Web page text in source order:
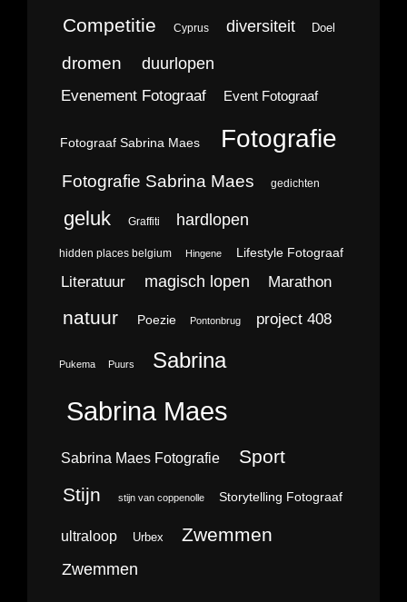
Competitie Cyprus diversiteit Doel
dromen duurlopen
Evenement Fotograaf Event Fotograaf
Fotograaf Sabrina Maes Fotografie
Fotografie Sabrina Maes gedichten
geluk Graffiti hardlopen
hidden places belgium Hingene Lifestyle Fotograaf
Literatuur magisch lopen Marathon
natuur Poezie Pontonbrug project 408
Pukema Puurs Sabrina
Sabrina Maes
Sabrina Maes Fotografie Sport
Stijn stijn van coppenolle Storytelling Fotograaf
ultraloop Urbex Zwemmen
Zwemmen